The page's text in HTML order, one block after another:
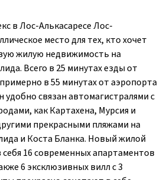
в Лос-Алькасаресе Лос-
место для тех, кто хочет
жилую недвижимость на
Всего в 25 минутах езды от
в 55 минутах от аэропорта
удобно связан автомагистралями с
как Картахена, Мурсия и
прекрасными пляжами на
и Коста Бланка. Новый жилой
16 современных апартаментов
6 эксклюзивных вилл с 3